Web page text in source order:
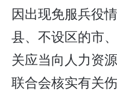
因出现免服兵役
县、不设区的市
关应当向人力资
联合会核实有关